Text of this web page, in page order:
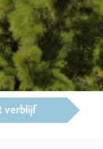
verblijf